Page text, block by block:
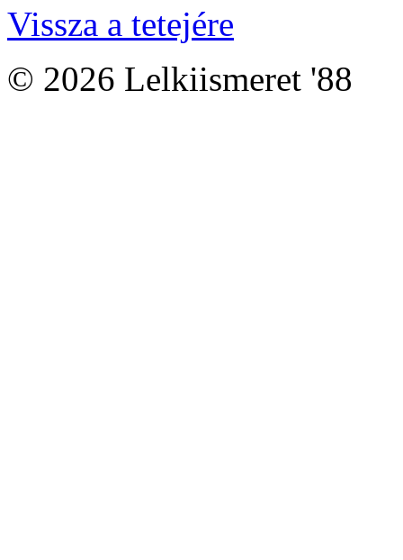
Vissza a tetejére
© 2026 Lelkiismeret '88